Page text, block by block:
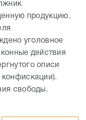
продукцию.
уголовное
действия
описи
свободы.